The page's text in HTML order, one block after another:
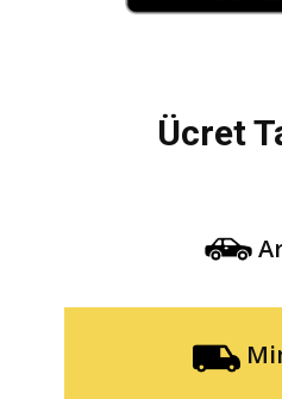
Ücret